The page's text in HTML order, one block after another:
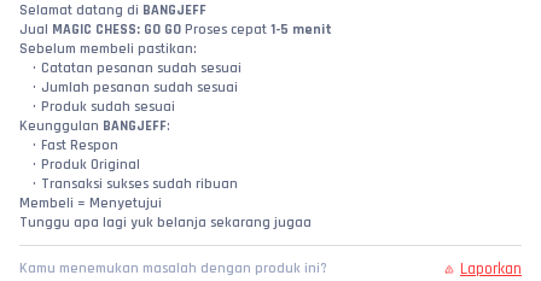
Selamat datang di BANGJEFF
Jual MAGIC CHESS: GO GO Proses cepat 1-5 menit
Sebelum membeli pastikan:
Catatan pesanan sudah sesuai
Jumlah pesanan sudah sesuai
Produk sudah sesuai
Keunggulan BANGJEFF:
Fast Respon
Produk Original
Transaksi sukses sudah ribuan
Membeli = Menyetujui
Tunggu apa lagi yuk belanja sekarang jugaa
Kamu menemukan masalah dengan produk ini? Laporkan